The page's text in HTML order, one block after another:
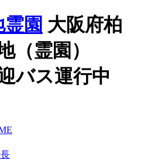
大阪府柏
（霊園）
バス運行中